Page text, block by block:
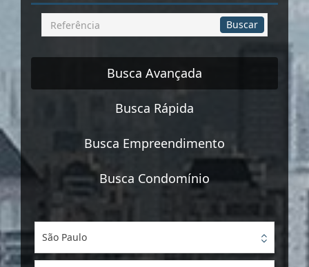
Busca
por
Buscar
Busca Avançada
Busca Rápida
Busca Empreendimento
Busca Condomínio
São Paulo